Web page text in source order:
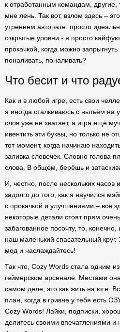
к отработанным командам,
мне лень. Так вот, взлом здесь –
утреннем автопате: просто
открытые уровни - я просто
прокачкой, когда можно
поналивать, поналивать?
Что бесит и что
Как и в любой игре, есть свои
я иногда сталкиваюсь с нытьём на
слов уже не хватает, а игра ещё
ивентить эти буквы, но только не
тот момент, когда начинаю
заливка словечек. Словно голова
слова. В общем, берёшь и
И, честно, после нескольких часов
задолго до того, как я научился
с прокачкой и улучшениями – всё
некоторые детали стоят прям
забагованное посочту, то,
наш маленький спасательный
мод и наслаждайтесь!
Так что, Cozy Words стала одним
геймерском арсенале. Местами
самом деле, это как жить на юге.
план, когда в гривне у тебя есть
Cozy Words! Лайки, подписки,
делитесь своими впечатлениями и